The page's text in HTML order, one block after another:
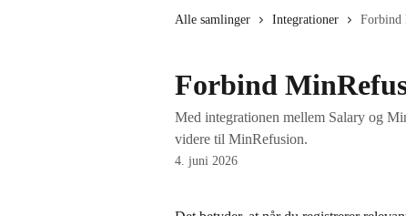
Alle samlinger Integrationer Forbind
Forbind
Med integrationen mellem Salary og
videre til MinRefusion.
4. juni 2026